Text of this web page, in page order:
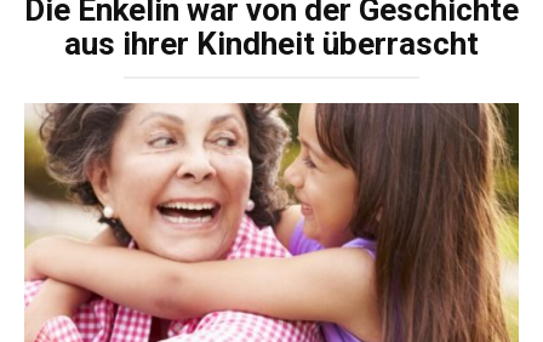
Die Enkelin war von der Geschichte
aus ihrer Kindheit überrascht